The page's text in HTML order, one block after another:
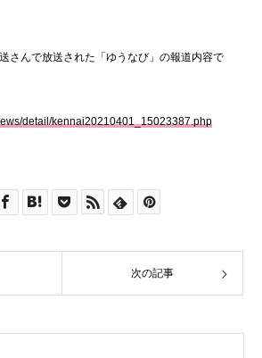
さんで放送された「ゆうなび」の報道内容で
detail/kennai20210401_15023387.php
次の記事